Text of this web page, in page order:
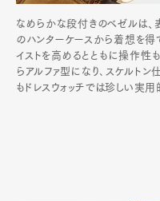
なめらかな段付きのベゼルは
のハンターケースから着想を得
イストを高めるとともに操作性
らアルファ型になり､スケルト
もドレスウォッチでは珍しい実